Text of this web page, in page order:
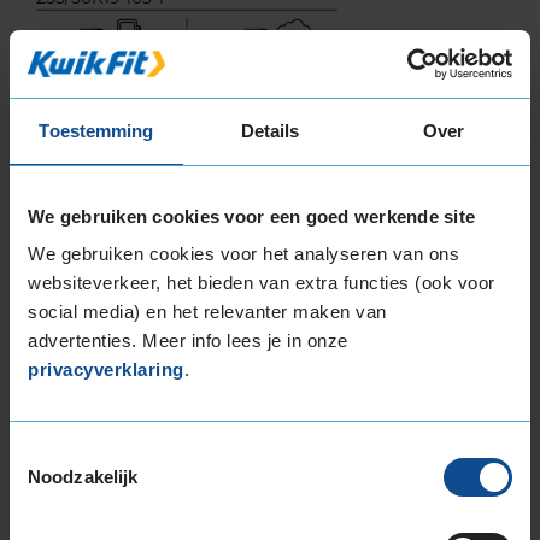
Toestemming Details Over
We gebruiken cookies voor een goed werkende site
We gebruiken cookies voor het analyseren van ons
websiteverkeer, het bieden van extra functies (ook voor
social media) en het relevanter maken van
advertenties. Meer info lees je in onze
privacyverklaring.
Noodzakelijk
A
72
ABC
Deze band is beoordeeld met het EU
met een uitstekende brandstofefficiëntie.
In de categorie grip op nat wegdek is deze band